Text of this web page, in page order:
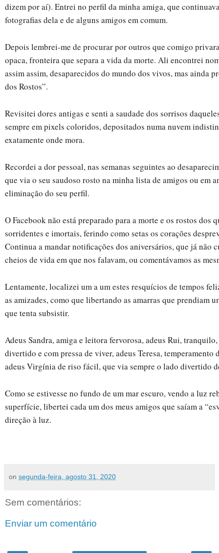
dizem por aí). Entrei no perfil da minha amiga, que
fotografias dela e de alguns amigos em comum.
Depois lembrei-me de procurar por outros que comigo
opaca, fronteira que separa a vida da morte. Ali encontrei
assim assim, desaparecidos do mundo dos vivos, mas ainda
dos Rostos”.
Revisitei dores antigas e senti a saudade dos sorrisos
sempre em pixels coloridos, depositados numa nuvem
exatamente onde mora.
Recordei a dor pessoal, nas semanas seguintes ao
que via o seu saudoso rosto na minha lista de amigos ou em
eliminação do seu perfil.
O Facebook não está preparado para a morte e os rostos dos
sorridentes e imortais, ferindo como setas os corações
Continua a mandar notificações dos aniversários, que já não
cheios de vida em que nos falavam, ou comentávamos as
Lentamente, localizei um a um estes resquícios de tempos
as amizades, como que libertando as amarras que prendiam
que tenta subsistir.
Adeus Sandra, amiga e leitora fervorosa, adeus Rui,
divertido e com pressa de viver, adeus Teresa, temperamento
adeus Virgínia de riso fácil, que via sempre o lado divertido
Como se estivesse no fundo de um mar escuro, vendo a luz
superfície, libertei cada um dos meus amigos que saíam a
direção à luz.
on segunda-feira, agosto 31, 2020
Sem comentários:
Enviar um comentário